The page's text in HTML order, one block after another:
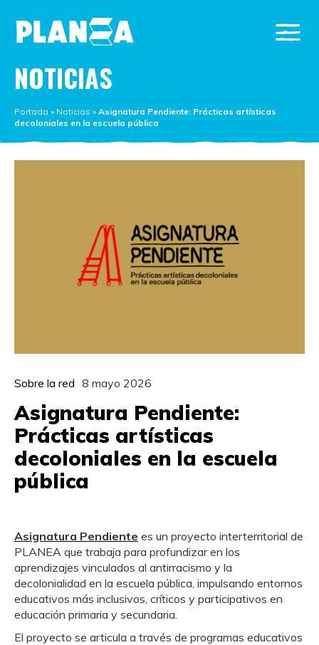
NOTICIAS
Portada » Noticias » Asignatura Pendiente: Prácticas artísticas
decoloniales en la escuela pública
Sobre la red 8 mayo 2026
Asignatura Pendiente:
Prácticas artísticas
decoloniales en la escuela
pública
Asignatura Pendiente es un proyecto interterritorial de
PLANEA que trabaja para profundizar en los
aprendizajes vinculados al antirracismo y la
decolonialidad en la escuela pública, impulsando entornos
educativos más inclusivos, críticos y participativos en
educación primaria y secundaria.
El proyecto se articula a través de programas educativos